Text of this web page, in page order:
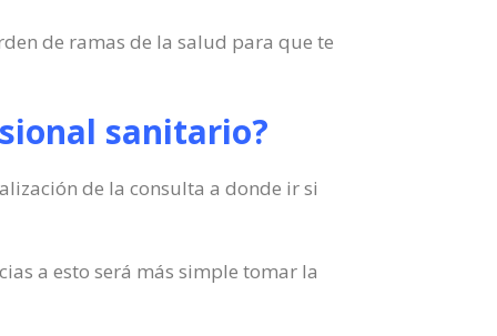
de ramas de la salud para que te
sanitario?
de la consulta a donde ir si
a esto será más simple tomar la